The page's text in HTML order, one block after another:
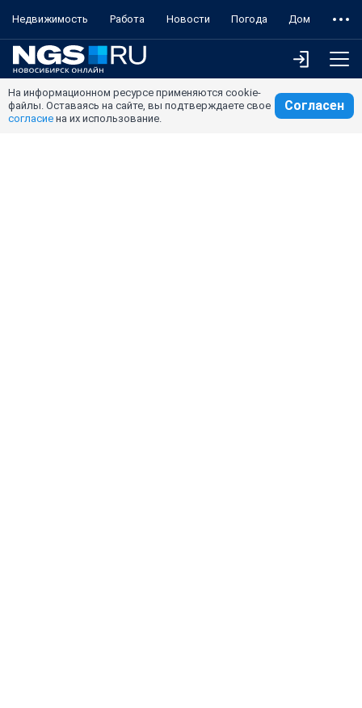
Недвижимость Работа Новости Погода Дом
На информационном ресурсе применяются cookie-
файлы. Оставаясь на сайте, вы подтверждаете свое
согласие на их использование.
Согласен